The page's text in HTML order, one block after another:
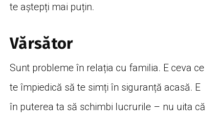
te aștepți mai puțin.
Vărsător
Sunt probleme în relația cu familia. E ceva ce
te împiedică să te simți în siguranță acasă. E
în puterea ta să schimbi lucrurile – nu uita că